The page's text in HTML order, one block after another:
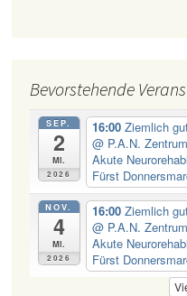
Bevorstehende
SEP.
2
Mi.
2026
16:00 Ziemlich
@ P.A.N.
Akute
Fürst
NOV.
4
Mi.
2026
16:00 Ziemlich
@ P.A.N.
Akute
Fürst